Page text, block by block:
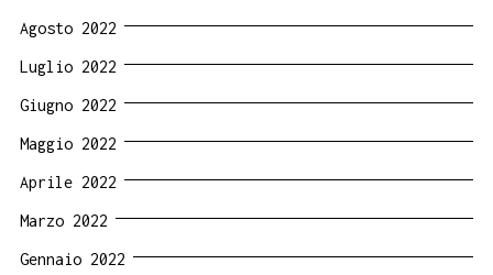
Agosto 2022
Luglio 2022
Giugno 2022
Maggio 2022
Aprile 2022
Marzo 2022
Gennaio 2022